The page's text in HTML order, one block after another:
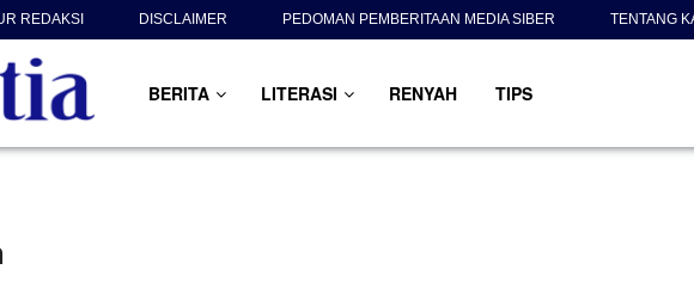
REDAKSI DISCLAIMER PEDOMAN PEMBERITAAN MEDIA SIBER TENTANG
BERITA LITERASI RENYAH TIPS